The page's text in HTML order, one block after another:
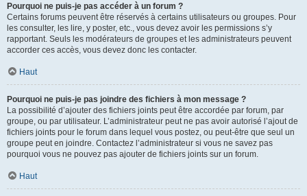
Pourquoi ne puis-je pas accéder à un forum ?
Certains forums peuvent être réservés à certains utilisateurs ou groupes. Pour
les consulter, les lire, y poster, etc., vous devez avoir les permissions s’y
rapportant. Seuls les modérateurs de groupes et les administrateurs peuvent
accorder ces accès, vous devez donc les contacter.
Haut
Pourquoi ne puis-je pas joindre des fichiers à mon message ?
La possibilité d’ajouter des fichiers joints peut être accordée par forum, par
groupe, ou par utilisateur. L’administrateur peut ne pas avoir autorisé l’ajout de
fichiers joints pour le forum dans lequel vous postez, ou peut-être que seul un
groupe peut en joindre. Contactez l’administrateur si vous ne savez pas
pourquoi vous ne pouvez pas ajouter de fichiers joints sur un forum.
Haut